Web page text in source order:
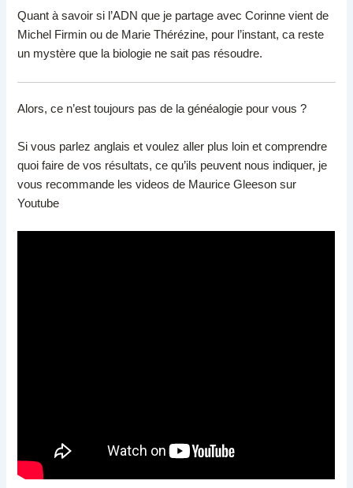
Quant à savoir si l’ADN que je partage avec Corinne vient de
Michel Firmin ou de Marie Thérézine, pour l’instant, ca reste
un mystère que la biologie ne sait pas résoudre.
Alors, ce n’est toujours pas de la généalogie pour vous ?
Si vous parlez anglais et voulez aller plus loin et comprendre
quoi faire de vos résultats, ce qu’ils peuvent nous indiquer, je
vous recommande les videos de Maurice Gleeson sur
Youtube